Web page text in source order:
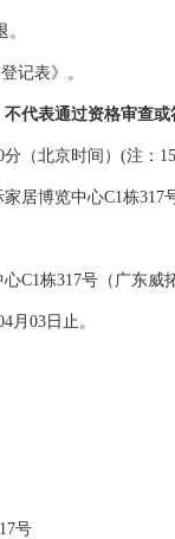
记表》。
不代表通过资格审查或
分（北京时间） (注 ： 15
居博览中心C1栋317
心C1栋317号（广东威
月 03 日止。
号